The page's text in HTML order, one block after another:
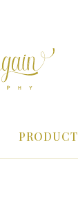
PRODUCT